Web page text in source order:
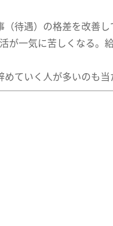
待遇）の格差を改善し
一気に苦しくなる。
ていく人が多いのも当